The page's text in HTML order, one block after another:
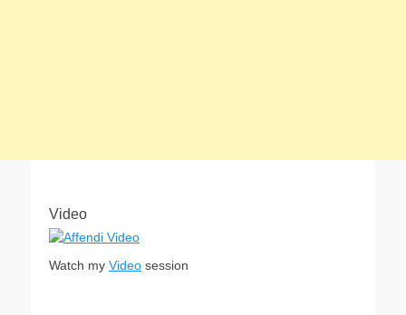
Video
Watch my Video session